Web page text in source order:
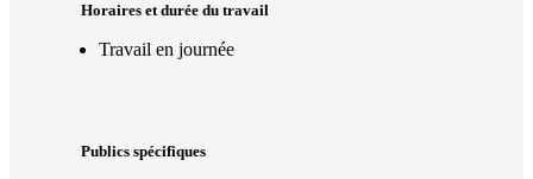
Horaires et durée du travail
Travail en journée
Publics spécifiques